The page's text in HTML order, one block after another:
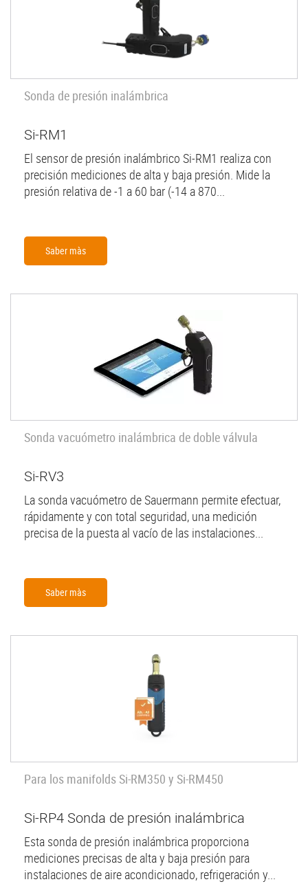
Sonda de presión inalámbrica
Si-RM1
El sensor de presión inalámbrico Si-RM1 realiza con
precisión mediciones de alta y baja presión. Mide la
presión relativa de -1 a 60 bar (-14 a 870...
Saber màs
Sonda vacuómetro inalámbrica de doble válvula
Si-RV3
La sonda vacuómetro de Sauermann permite efectuar,
rápidamente y con total seguridad, una medición
precisa de la puesta al vacío de las instalaciones...
Saber màs
Para los manifolds Si-RM350 y Si-RM450
Si-RP4 Sonda de presión inalámbrica
Esta sonda de presión inalámbrica proporciona
mediciones precisas de alta y baja presión para
instalaciones de aire acondicionado, refrigeración y...